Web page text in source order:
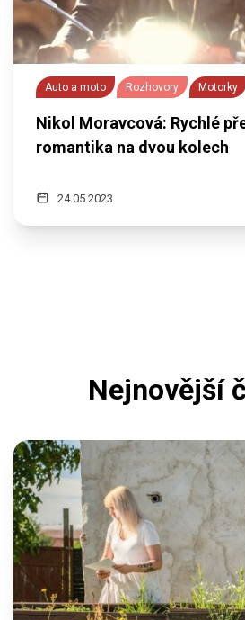
Auto a moto Rozhovory Motorky
Nikol Moravcová: Rychlé
romantika na dvou kolech
24.05.2023
Nejnovější